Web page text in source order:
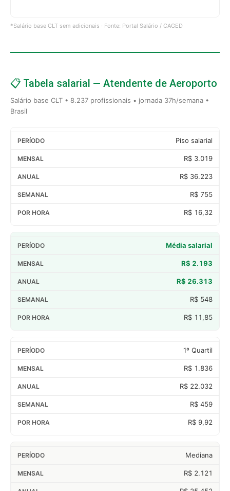
*Salário base CLT sem adicionais · Fonte: Portal Salário / CAGED
📋 Tabela salarial — Atendente de Aeroporto
Salário base CLT • 8.237 profissionais • jornada 37h/semana •
Brasil
Piso salarial
R$ 3.019
R$ 36.223
R$ 755
R$ 16,32
Média salarial
R$ 2.193
R$ 26.313
R$ 548
R$ 11,85
1º Quartil
R$ 1.836
R$ 22.032
R$ 459
R$ 9,92
Mediana
R$ 2.121